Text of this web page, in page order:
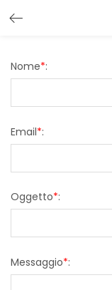
Nome*:
Email*:
Oggetto*:
Messaggio*: